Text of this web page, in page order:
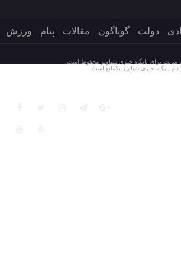
دولت گوناگون مقالات پیام ورزش
سایت برای پایگاه خبری شباویز محفوظ است.
پایگاه خبری شباویز بلامانع است.